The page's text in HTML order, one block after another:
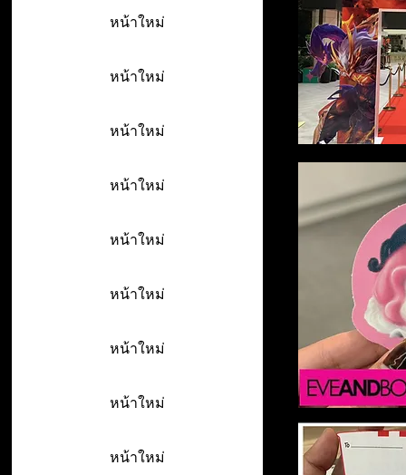
หน้าใหม่
หน้าใหม่
หน้าใหม่
หน้าใหม่
หน้าใหม่
หน้าใหม่
หน้าใหม่
หน้าใหม่
หน้าใหม่